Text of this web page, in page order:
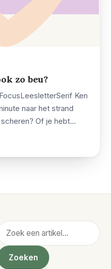
zo beu?
Ken
naar het strand
Of je hebt…
Zoeken